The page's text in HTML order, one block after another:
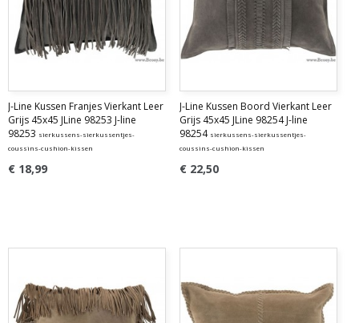
J-Line Kussen Franjes Vierkant Leer
Grijs 45x45 JLine 98253 J-line
98253 sierkussens-sierkussentjes-
coussins-cushion-kissen
€ 18,99
J-Line Kussen Boord Vierkant Leer
Grijs 45x45 JLine 98254 J-line
98254 sierkussens-sierkussentjes-
coussins-cushion-kissen
€ 22,50